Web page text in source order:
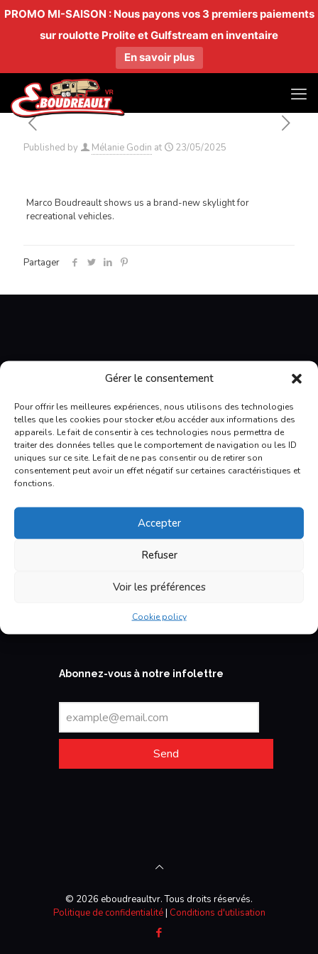
PROMO MI-SAISON : Nous payons vos 3 premiers paiements
sur roulotte Prolite et Gulfstream en inventaire
En savoir plus
Gérer le consentement
Pour offrir les meilleures expériences, nous utilisons des technologies
telles que les cookies pour stocker et/ou accéder aux informations des
appareils. Le fait de consentir à ces technologies nous permettra de
traiter des données telles que le comportement de navigation ou les ID
uniques sur ce site. Le fait de ne pas consentir ou de retirer son
consentement peut avoir un effet négatif sur certaines caractéristiques et
fonctions.
Accepter
Refuser
Voir les préférences
Cookie policy
Published by Mélanie Godin at 23/05/2025
Marco Boudreault shows us a brand-new skylight for
recreational vehicles.
Partager
E. Boudreault VR
L'Ancienne-Lorette
QC, G2E 5W2
418 871-1895
1 877-871 1895
info@eboudreaultvr.com
Facebook
Our experienced staff will help you find what
To learn more about us
Abonnez-vous à notre infolettre
Send
© 2026 eboudreaultvr. Tous droits réservés.
Politique de confidentialité| Conditions d'utilisation